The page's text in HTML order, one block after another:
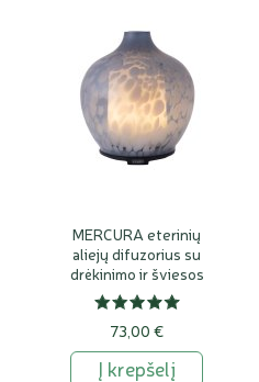
MERCURA eterinių
aliejų difuzorius su
drėkinimo ir šviesos
funkcija
73,00 €
Į krepšelį